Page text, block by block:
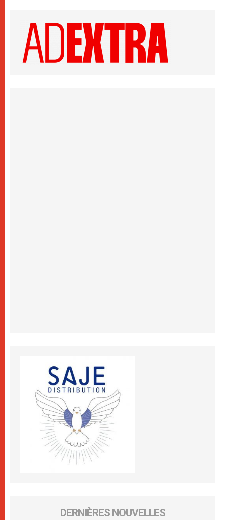
DERNIÈRES NOUVELLES